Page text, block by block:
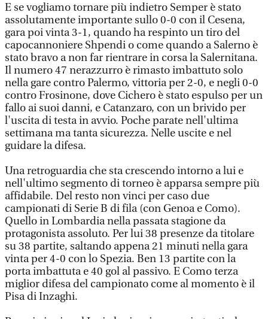
E se vogliamo tornare più indietro Semper è stato
assolutamente importante sullo 0-0 con il Cesena,
gara poi vinta 3-1, quando ha respinto un tiro del
capocannoniere Shpendi o come quando a Salerno è
stato bravo a non far rientrare in corsa la Salernitana.
Il numero 47 nerazzurro è rimasto imbattuto solo
nella gare contro Palermo, vittoria per 2-0, e negli 0-0
contro Frosinone, dove Cichero è stato espulso per un
fallo ai suoi danni, e Catanzaro, con un brivido per
l'uscita di testa in avvio. Poche parate nell'ultima
settimana ma tanta sicurezza. Nelle uscite e nel
guidare la difesa.
Una retroguardia che sta crescendo intorno a lui e
nell'ultimo segmento di torneo è apparsa sempre più
affidabile. Del resto non vinci per caso due
campionati di Serie B di fila (con Genoa e Como).
Quello in Lombardia nella passata stagione da
protagonista assoluto. Per lui 38 presenze da titolare
su 38 partite, saltando appena 21 minuti nella gara
vinta per 4-0 con lo Spezia. Ben 13 partite con la
porta imbattuta e 40 gol al passivo. E Como terza
miglior difesa del campionato come al momento è il
Pisa di Inzaghi.